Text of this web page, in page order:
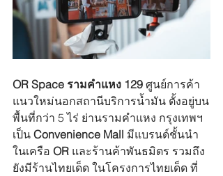
OR Space รามคำแหง 129 ศูนย์การค้า
แนวใหม่นอกสถานีบริการน้ำมัน ตั้งอยู่บน
พื้นที่กว่า 5 ไร่ ย่านรามคำแหง กรุงเทพฯ
เป็น Convenience Mall มีแบรนด์ชั้นนำ
ในเครือ OR และร้านค้าพันธมิตร รวมถึง
ยังมีร้านไทยเด็ด ในโครงการไทยเด็ด ที่